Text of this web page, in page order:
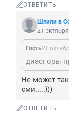
ОТВЕТИТЬ
Шпили в
21
Гость21
диаспоры
Не может
сми.....)))
ОТВЕТИТЬ